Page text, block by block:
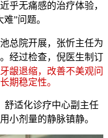
乎无痛感的治疗体验，
”问题。
总院开展，张忻主任为
经过检查，倪医生制订
龈退缩，改善不美观问
期稳定性。
舒适化诊疗中心副主任
小剂量的静脉镇静。